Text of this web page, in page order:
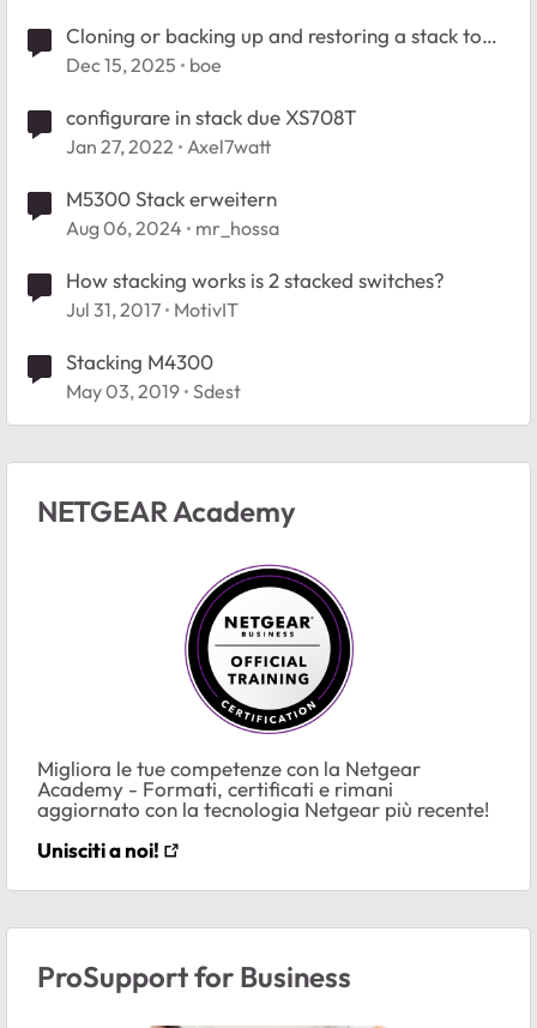
Cloning or backing up and restoring a stack to
another stack?
Dec 15, 2025 boe
configurare in stack due XS708T
Jan 27, 2022 Axel7watt
M5300 Stack erweitern
Aug 06, 2024 mr_hossa
How stacking works is 2 stacked switches?
Jul 31, 2017 MotivIT
Stacking M4300
May 03, 2019 Sdest
NETGEAR Academy
Migliora le tue competenze con la Netgear
Academy - Formati, certificati e rimani
aggiornato con la tecnologia Netgear più recente!
Unisciti a noi!
ProSupport for Business